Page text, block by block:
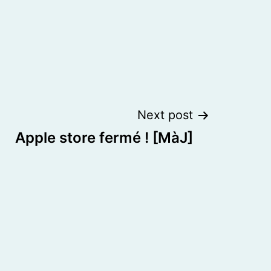
Next post
Apple store fermé ! [MàJ]